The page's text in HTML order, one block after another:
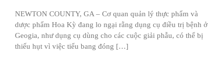
NEWTON COUNTY, GA – Cơ quan quản lý thực phẩm và
dược phẩm Hoa Kỳ đang lo ngại rằng dụng cụ điều trị bệnh ở
Geogia, như dụng cụ dùng cho các cuộc giải phẫu, có thể bị
thiếu hụt vì việc tiểu bang đóng […]